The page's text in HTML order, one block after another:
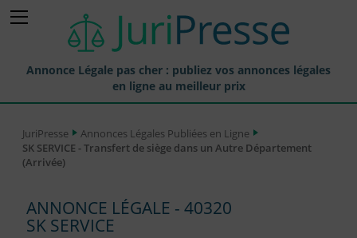
Annonce Légale pas cher : publiez vos annonces légales
en ligne au meilleur prix
Annonces Légales Publiées
Journaux Habilités (JAL) Annonces Légales
JuriPresse
Annonces Légales Publiées en Ligne
SK SERVICE - Transfert de siège dans un Autre Département
(Arrivée)
ANNONCE LÉGALE - 40320
SK SERVICE